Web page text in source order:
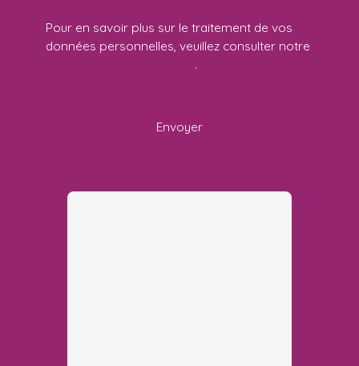
Pour en savoir plus sur le traitement de vos
données personnelles, veuillez consulter notre
.
Envoyer